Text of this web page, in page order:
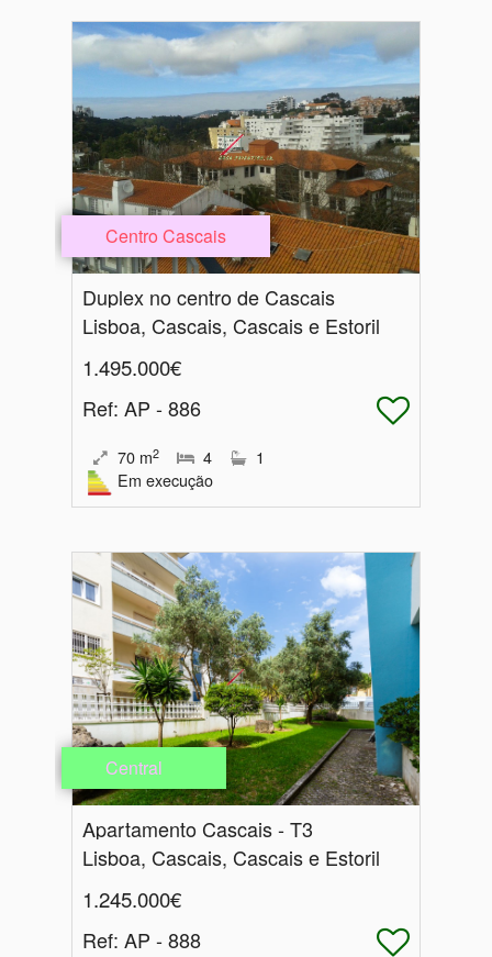
Centro Cascais
Duplex no centro de Cascais
Lisboa, Cascais, Cascais e Estoril
1.495.000€
Ref: AP - 886
70 m2 4
1
Em execução
Central
Apartamento Cascais - T3
Lisboa, Cascais, Cascais e Estoril
1.245.000€
Ref: AP - 888